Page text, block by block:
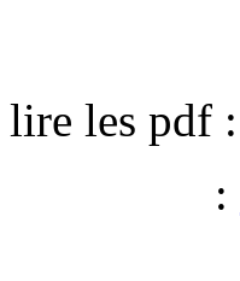
lire les pdf :
: